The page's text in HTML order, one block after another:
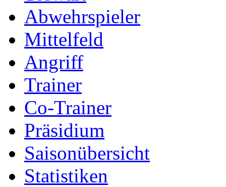
Abwehrspieler
Mittelfeld
Angriff
Trainer
Co-Trainer
Präsidium
Saisonübersicht
Statistiken